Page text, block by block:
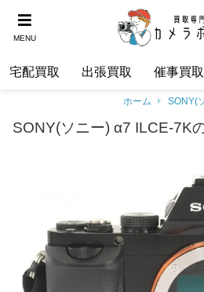
MENU
宅配買取 出張買取 催事買取
ホーム SONY(
SONY(ソニー) α7 ILCE-7K